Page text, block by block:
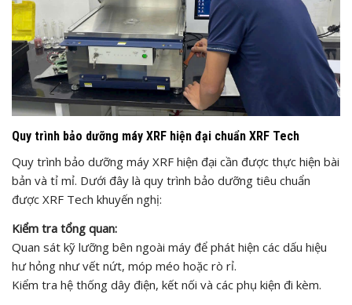
Quy trình bảo dưỡng máy XRF hiện đại chuẩn XRF Tech
Quy trình bảo dưỡng máy XRF hiện đại cần được thực hiện bài
bản và tỉ mỉ. Dưới đây là quy trình bảo dưỡng tiêu chuẩn
được XRF Tech khuyến nghị:
Kiểm tra tổng quan:
Quan sát kỹ lưỡng bên ngoài máy để phát hiện các dấu hiệu
hư hỏng như vết nứt, móp méo hoặc rò rỉ.
Kiểm tra hệ thống dây điện, kết nối và các phụ kiện đi kèm.